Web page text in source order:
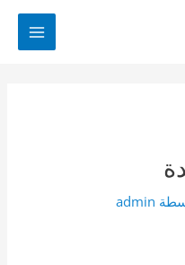
admin